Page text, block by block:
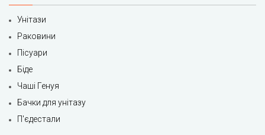
Унітази
Раковини
Пісуари
Біде
Чаші Генуя
Бачки для унітазу
П'єдестали